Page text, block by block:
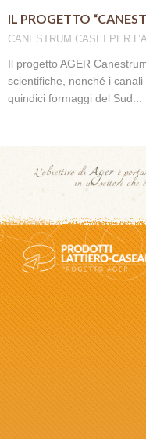
IL PROGETTO
CANESTRUM CASEI PER
Il progetto AGER
scientifiche, nonché i
quindici formaggi del Sud...